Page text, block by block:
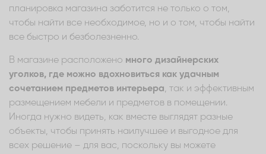
планировка магазина заботится не только о том,
чтобы найти все необходимое, но и о том, чтобы найти
все быстро и безболезненно.
В магазине расположено много дизайнерских
уголков, где можно вдохновиться как удачным
сочетанием предметов интерьера, так и эффективным
размещением мебели и предметов в помещении.
Иногда нужно видеть, как вместе выглядят разные
объекты, чтобы принять наилучшее и выгодное для
всех решение – для вас, поскольку вы можете